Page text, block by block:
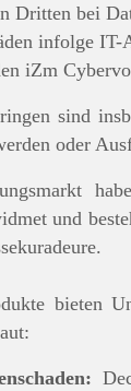
Dritten bei
infolge IT-
iZm
sind
oder
und
bieten